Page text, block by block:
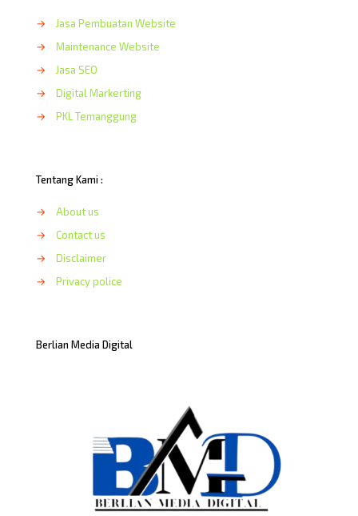
→
Jasa Pembuatan Website
→
Maintenance Website
→
Jasa SEO
→
Digital Markerting
→
PKL Temanggung
Tentang Kami :
→
About us
→
Contact us
→
Disclaimer
→
Privacy police
Berlian Media Digital